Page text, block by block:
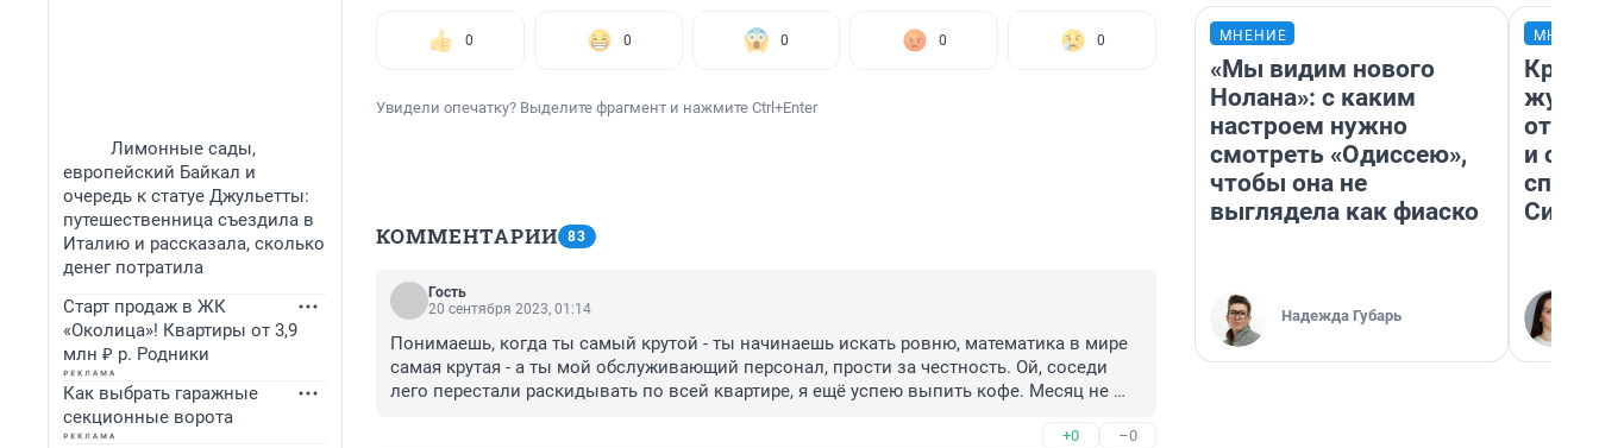
Лимонные сады,
европейский Байкал и
очередь к статуе Джульетты:
путешественница съездила в
Италию и рассказала, сколько
денег потратила
Старт продаж в ЖК
«Околица»! Квартиры от 3,9
млн ₽ р. Родники
Как выбрать гаражные
секционные ворота
0 0 0 0 0
Увидели опечатку? Выделите фрагмент и нажмите Ctrl+Enter
КОММЕНТАРИИ 83
Гость
20 сентября 2023, 01:14
Понимаешь, когда ты самый крутой - ты начинаешь искать ровню, математика в мире
самая крутая - а ты мой обслуживающий персонал, прости за честность. Ой, соседи
лего перестали раскидывать по всей квартире, я ещё успею выпить кофе. Месяц не
+0 –0
МНЕНИЕ
«Мы видим нового
Нолана»: с каким
настроем нужно
смотреть «Одиссею»,
чтобы она не
выглядела как фиаско
Надежда Губарь
и